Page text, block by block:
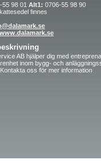
55 98 01 Alt1: 0706-55 98 90
finnes
www.dalamark.se
AB hjälper dig med
inom bygg- och
oss för mer information.